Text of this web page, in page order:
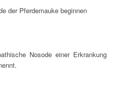
der Pferdemauke beginnen
Nosode einer Erkrankung